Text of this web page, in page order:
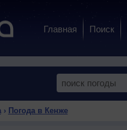
Главная Поиск
› Погода в Кенже